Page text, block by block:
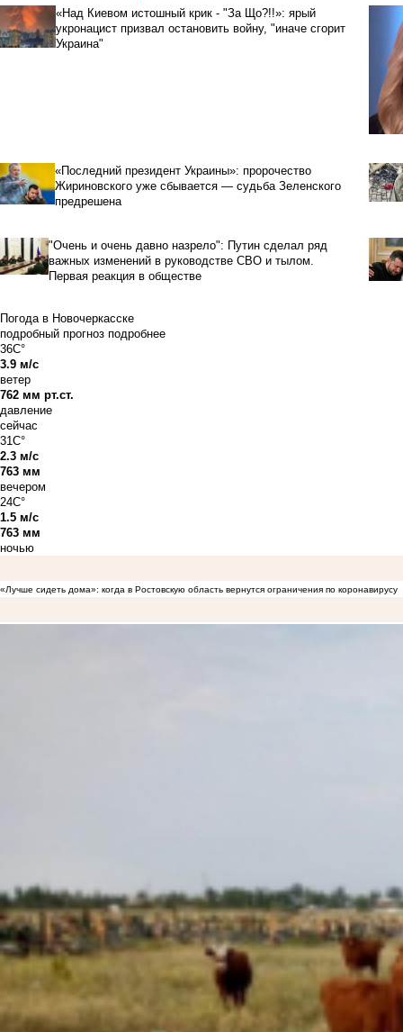
«Над Киевом истошный крик - "За Що?!!»: ярый
укронацист призвал остановить войну, "иначе сгорит
Украина"
«Последний президент Украины»: пророчество
Жириновского уже сбывается — судьба Зеленского
предрешена
"Очень и очень давно назрело": Путин сделал ряд
важных изменений в руководстве СВО и тылом.
Первая реакция в обществе
Погода в Новочеркасске
подробный прогноз подробнее
36C°
3.9 м/с
ветер
762 мм рт.ст.
давление
сейчас
31C°
2.3 м/с
763 мм
вечером
24C°
1.5 м/с
763 мм
ночью
«Лучше сидеть дома»: когда в Ростовскую область вернутся ограничения по коронавирусу